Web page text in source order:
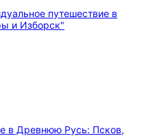
в Древнюю Русь: Псков,